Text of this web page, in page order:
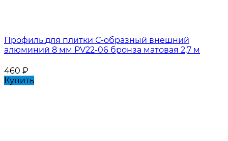
Профиль для плитки С-образный внешний
алюминий 8 мм PV22-06 бронза матовая 2,7 м
460 ₽
Купить